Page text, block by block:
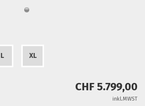
L XL
CHF 5.799,00
inkl.MWST